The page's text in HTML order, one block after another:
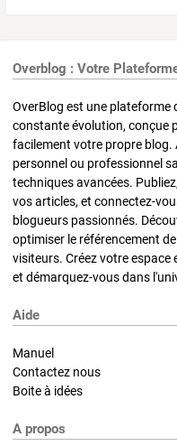
Overblog : Votre
OverBlog est une plateforme
constante évolution, conçue
facilement votre propre blog.
personnel ou professionnel
techniques avancées.
vos articles, et connectez-
blogueurs passionnés.
optimiser le référencement
visiteurs. Créez votre espace
et démarquez-vous dans
Aide
Manuel
Contactez nous
Boite à idées
A propos